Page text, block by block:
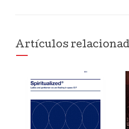
Artículos